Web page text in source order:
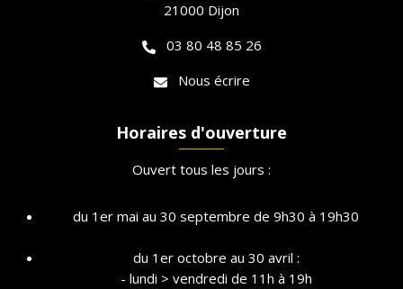
21000 Dijon
03 80 48 85 26
Nous écrire
Horaires d'ouverture
Ouvert tous les jours :
du 1er mai au 30 septembre de 9h30 à 19h30
du 1er octobre au 30 avril :
- lundi > vendredi de 11h à 19h